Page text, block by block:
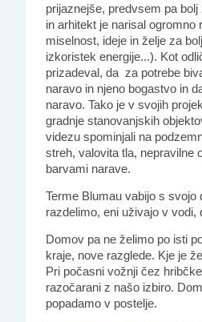
prijaznejše, predvsem pa
in arhitekt je narisal
miselnost, ideje in želje za
izkoristek energije...). Kot
prizadeval, da za potrebe
naravo in njeno bogastvo in
naravo. Tako je v svojih
gradnje stanovanjskih
videzu spominjali na
streh, valovita tla, nepravilne
barvami narave.
Terme Blumau vabijo s
razdelimo, eni uživajo v
Domov pa ne želimo po isti
kraje, nove razglede. Kje je
Pri počasni vožnji čez
razočarani z našo izbiro.
popadamo v postelje.